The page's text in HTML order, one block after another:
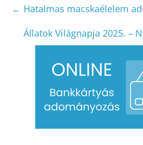
← Hatalmas macskaélelem
Állatok Világnapja 2025. –